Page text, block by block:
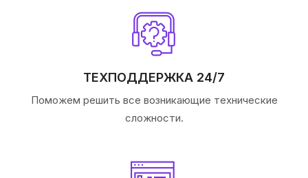
ТЕХПОДДЕРЖКА 24/7
Поможем решить все возникающие технические
сложности.